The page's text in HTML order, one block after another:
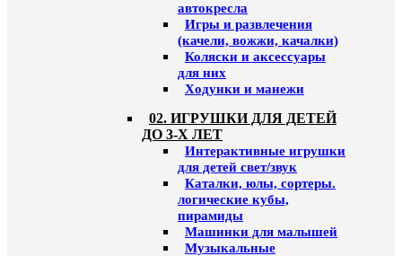
автокресла
Игры и развлечения
(качели, вожжи, качалки)
Коляски и аксессуары
для них
Ходунки и манежи
02. ИГРУШКИ ДЛЯ ДЕТЕЙ
ДО 3-Х ЛЕТ
Интерактивные игрушки
для детей свет/звук
Каталки, юлы, сортеры.
логические кубы,
пирамиды
Машинки для малышей
Музыкальные